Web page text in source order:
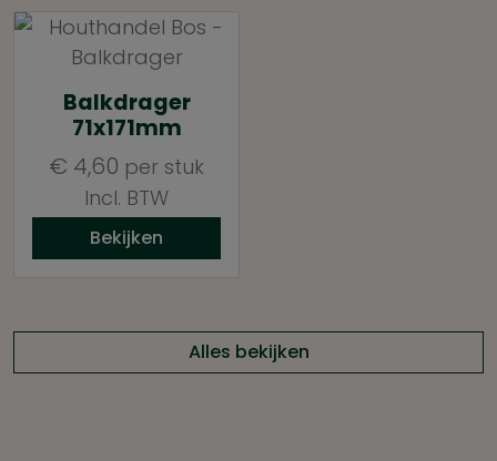
Balkdrager
71x171mm
€ 4,60 per stuk
Incl. BTW
Bekijken
Alles bekijken